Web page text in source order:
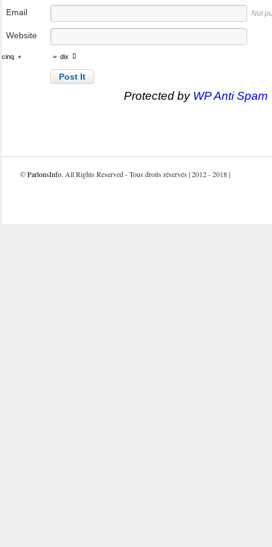
Email Not
Website
cinq + = dix
Protected by WP Anti Spam
©ParlonsInfo. All Rights Reserved - Tous droits réservés | 2012 - 2018 |